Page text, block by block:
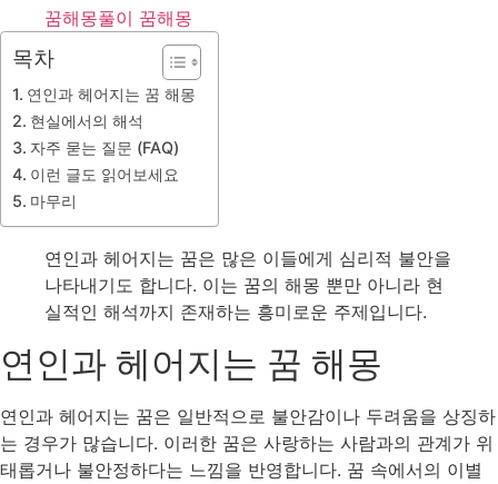
꿈해몽풀이 꿈해몽
목차
연인과 헤어지는 꿈 해몽
현실에서의 해석
자주 묻는 질문 (FAQ)
이런 글도 읽어보세요
마무리
연인과 헤어지는 꿈은 많은 이들에게 심리적 불안을
나타내기도 합니다. 이는 꿈의 해몽 뿐만 아니라 현
실적인 해석까지 존재하는 흥미로운 주제입니다.
연인과 헤어지는 꿈 해몽
연인과 헤어지는 꿈은 일반적으로 불안감이나 두려움을 상징하
는 경우가 많습니다. 이러한 꿈은 사랑하는 사람과의 관계가 위
태롭거나 불안정하다는 느낌을 반영합니다. 꿈 속에서의 이별